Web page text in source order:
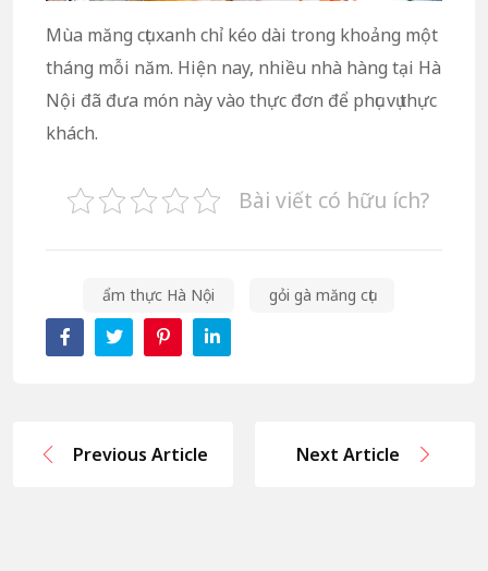
Mùa măng cụt xanh chỉ kéo dài trong khoảng một
tháng mỗi năm. Hiện nay, nhiều nhà hàng tại Hà
Nội đã đưa món này vào thực đơn để phục vụ thực
khách.
Bài viết có hữu ích?
ẩm thực Hà Nội gỏi gà măng cụt
Previous Article Next Article